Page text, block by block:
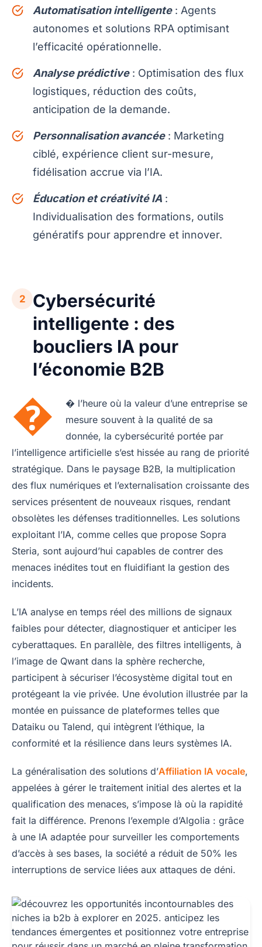
Automatisation intelligente: Agents
autonomes et solutions RPA optimisant
l’efficacité opérationnelle.
Analyse prédictive: Optimisation des flux
logistiques, réduction des coûts,
anticipation de la demande.
Personnalisation avancée: Marketing
ciblé, expérience client sur-mesure,
fidélisation accrue via l’IA.
Éducation et créativité IA :
Individualisation des formations, outils
génératifs pour apprendre et innover.
2
Cybersécurité
intelligente : des
boucliers IA pour
l’économie B2B
�
� l’heure où la valeur d’une entreprise se
mesure souvent à la qualité de sa
donnée, la cybersécurité portée par
l’intelligence artificielle s’est hissée au rang de priorité
stratégique. Dans le paysage B2B, la multiplication
des flux numériques et l’externalisation croissante des
services présentent de nouveaux risques, rendant
obsolètes les défenses traditionnelles. Les solutions
exploitant l’IA, comme celles que propose Sopra
Steria, sont aujourd’hui capables de contrer des
menaces inédites tout en fluidifiant la gestion des
incidents.
L’IA analyse en temps réel des millions de signaux
faibles pour détecter, diagnostiquer et anticiper les
cyberattaques. En parallèle, des filtres intelligents, à
l’image de Qwant dans la sphère recherche,
participent à sécuriser l’écosystème digital tout en
protégeant la vie privée. Une évolution illustrée par la
montée en puissance de plateformes telles que
Dataiku ou Talend, qui intègrent l’éthique, la
conformité et la résilience dans leurs systèmes IA.
La généralisation des solutions d’Affiliation IA vocale,
appelées à gérer le traitement initial des alertes et la
qualification des menaces, s’impose là où la rapidité
fait la différence. Prenons l’exemple d’Algolia : grâce
à une IA adaptée pour surveiller les comportements
d’accès à ses bases, la société a réduit de 50% les
interruptions de service liées aux attaques de déni.